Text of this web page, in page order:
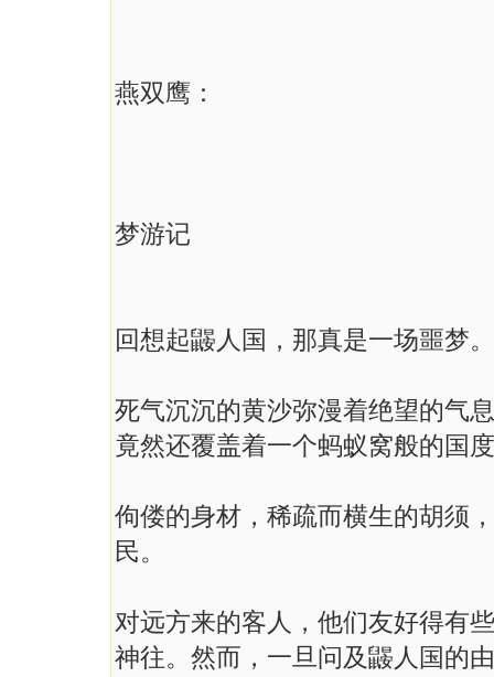
燕双鹰：
梦游记
回想起鼹人国，那真是一场噩梦。
死气沉沉的黄沙弥漫着绝望的气
竟然还覆盖着一个蚂蚁窝般的国
佝偻的身材，稀疏而横生的胡须
民。
对远方来的客人，他们友好得有
神往。然而，一旦问及鼹人国的